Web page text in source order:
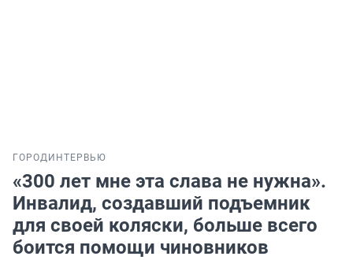
ГОРОД ИНТЕРВЬЮ
«300 лет мне эта слава не нужна».
Инвалид, создавший подъемник
для своей коляски, больше всего
боится помощи чиновников